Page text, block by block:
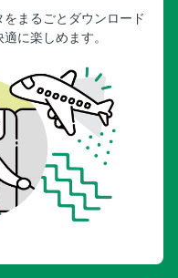
まるごとダウンロード
に楽しめます。